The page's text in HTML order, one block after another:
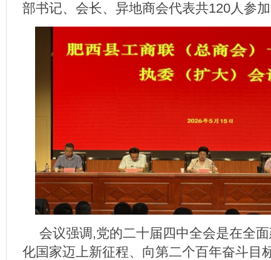
部书记、会长、异地商会代表共120人参
会议强调,党的二十届四中全会是在全
化国家迈上新征程、向第二个百年奋斗目